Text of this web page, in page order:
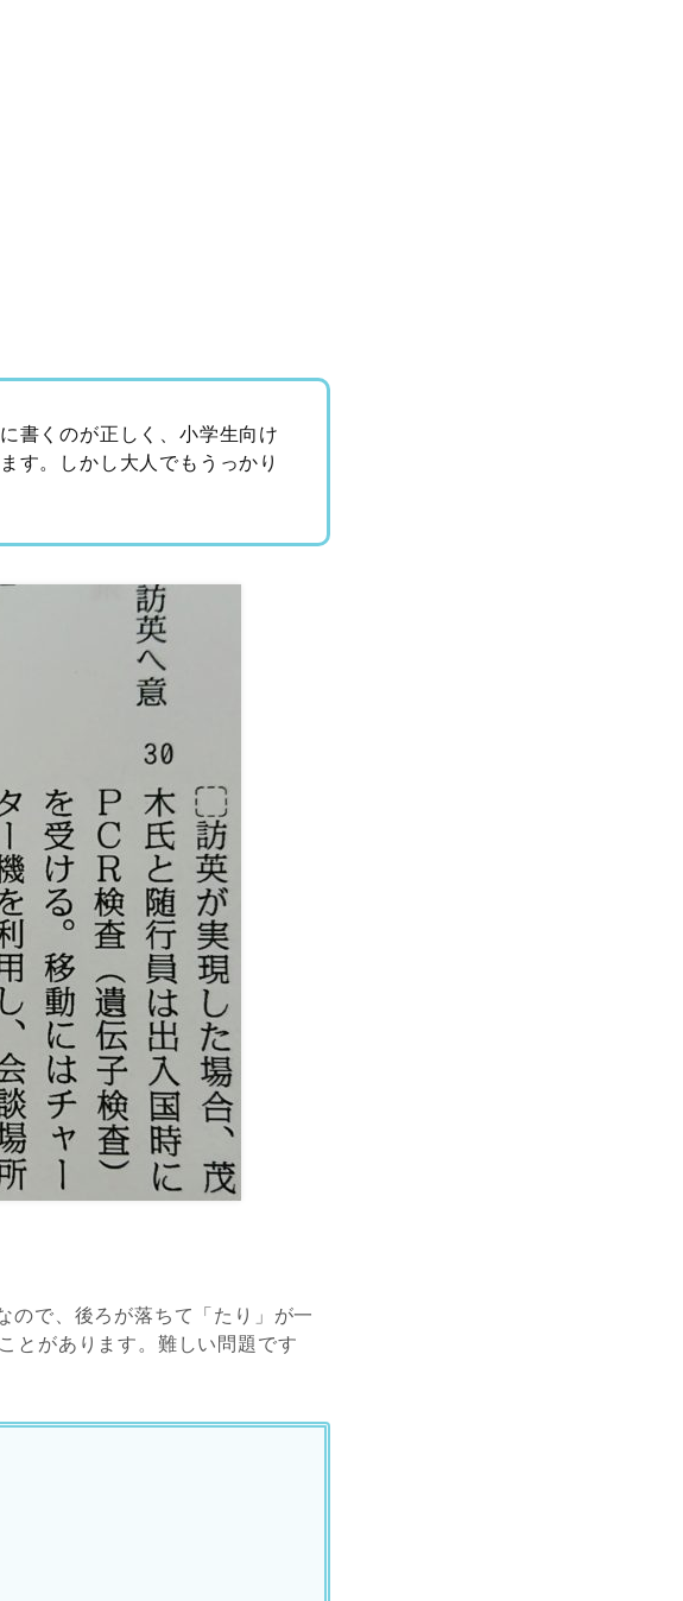
書くのが正しく、小学生向け
す。しかし大人でもうっかり
で、後ろが落ちて「たり」が一
とがあります。難しい問題です